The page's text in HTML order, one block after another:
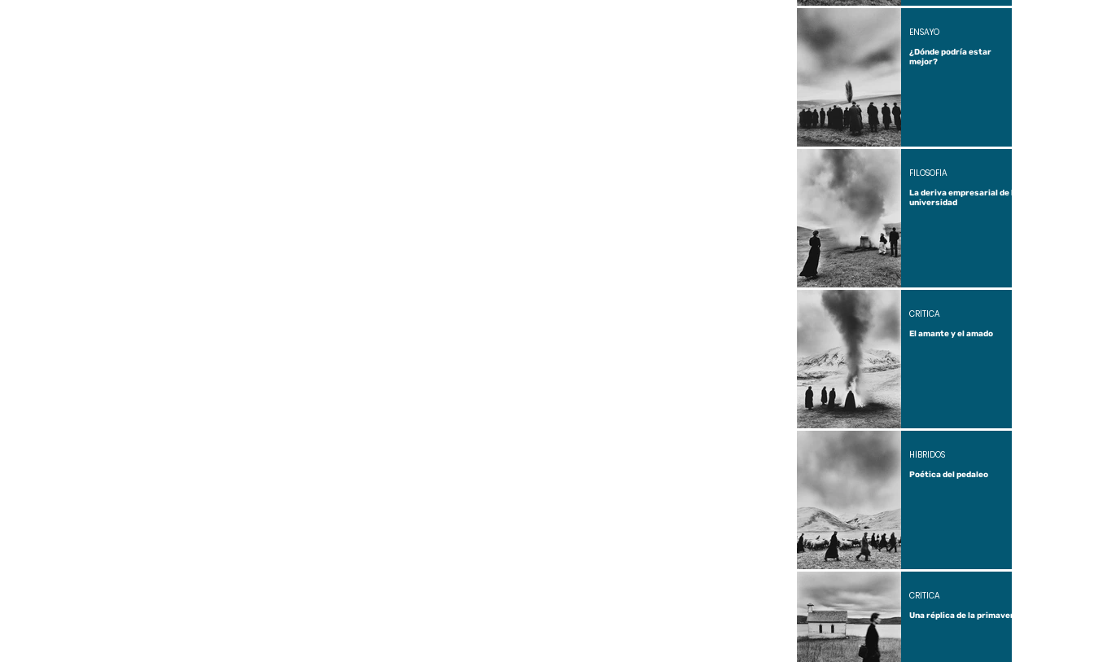
¿Dónde podría estar
mejor?
ENSAYO
La deriva empresarial de la
universidad
FILOSOFÍA
El amante y el amado
CRÍTICA
Poética del pedaleo
HÍBRIDOS
Una réplica de la primavera
CRÍTICA